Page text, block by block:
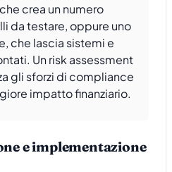
crea un numero
da testare, oppure uno
che lascia sistemi e
Un risk assessment
gli sforzi di compliance
impatto finanziario.
e implementazione